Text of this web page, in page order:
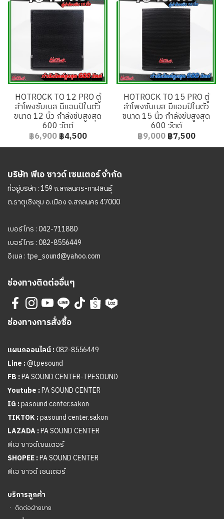
HOTROCK TO 12 PRO ตู้
ลำโพงซับเบส มีแอมป์ในตัว
ขนาด 12 นิ้ว กำลังขับสูงสุด
600 วัตต์
฿6,900 ฿4,500
HOTROCK TO 15 PRO ตู้
ลำโพงซับเบส มีแอมป์ในตัว
ขนาด 15 นิ้ว กำลังขับสูงสุด
600 วัตต์
฿9,000 ฿7,500
บริษัท พีเอ ซาวด์ เซนเตอร์ จำกัด
ที่อยู่บริษัท : 159 ถ.สกลนคร-กาฬสินธุ์
ต.ธาตุเชิงชุม อ.เมือง จ.สกลนคร 47000
เบอร์โทร :042-711880
เบอร์โทร :082-8556449
อีเมล : tpe_sound@yahoo.com
ช่องทางติดต่ออื่นๆ
ช่องทางการสั่งซื้อ
แผนกออนไลน์ :082-8556449
Line :@tpesound
FB :PA SOUND CENTER-TPESOUND
Youtube :PA SOUND CENTER
IG :pasound center.sakon
TIKTOK :pasound center.sakon
LAZADA :PA SOUND CENTER
พีเอ ซาวด์เซนเตอร์
SHOPEE :PA SOUND CENTER
พีเอ ซาวด์ เซนเตอร์
บริการลูกค้า
ㆍ ติดต่อฝ่ายขาย